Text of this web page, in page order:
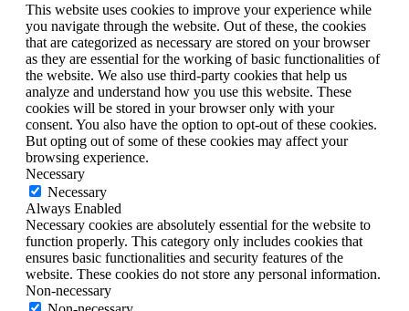
This website uses cookies to improve your experience while
you navigate through the website. Out of these, the cookies
that are categorized as necessary are stored on your browser
as they are essential for the working of basic functionalities of
the website. We also use third-party cookies that help us
analyze and understand how you use this website. These
cookies will be stored in your browser only with your
consent. You also have the option to opt-out of these cookies.
But opting out of some of these cookies may affect your
browsing experience.
Necessary
Necessary
Always Enabled
Necessary cookies are absolutely essential for the website to
function properly. This category only includes cookies that
ensures basic functionalities and security features of the
website. These cookies do not store any personal information.
Non-necessary